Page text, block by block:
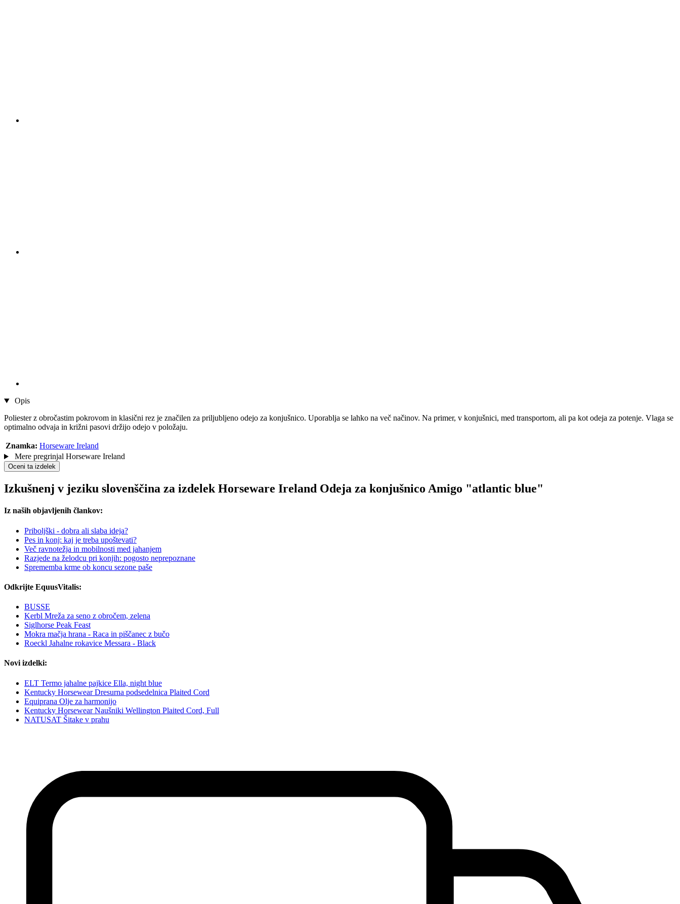
Opis
Poliester z obročastim pokrovom in klasični rez je značilen za priljubljeno odejo za konjušnico. Uporablja se lahko na več načinov. Na primer, v konjušnici, med transportom, ali pa kot odeja za potenje. Vlaga se
optimalno odvaja in križni pasovi držijo odejo v položaju.
Znamka: Horseware Ireland
Mere pregrinjal Horseware Ireland
Oceni ta izdelek
Izkušnenj v jeziku slovenščina za izdelek Horseware Ireland Odeja za konjušnico Amigo "atlantic blue"
Iz naših objavljenih člankov:
Priboljški - dobra ali slaba ideja?
Pes in konj: kaj je treba upoštevati?
Več ravnotežja in mobilnosti med jahanjem
Razjede na želodcu pri konjih: pogosto neprepoznane
Sprememba krme ob koncu sezone paše
Odkrijte EquusVitalis:
BUSSE
Kerbl Mreža za seno z obročem, zelena
Siglhorse Peak Feast
Mokra mačja hrana - Raca in piščanec z bučo
Roeckl Jahalne rokavice Messara - Black
Novi izdelki:
ELT Termo jahalne pajkice Ella, night blue
Kentucky Horsewear Dresurna podsedelnica Plaited Cord
Equiprana Olje za harmonijo
Kentucky Horsewear Naušniki Wellington Plaited Cord, Full
NATUSAT Šitake v prahu